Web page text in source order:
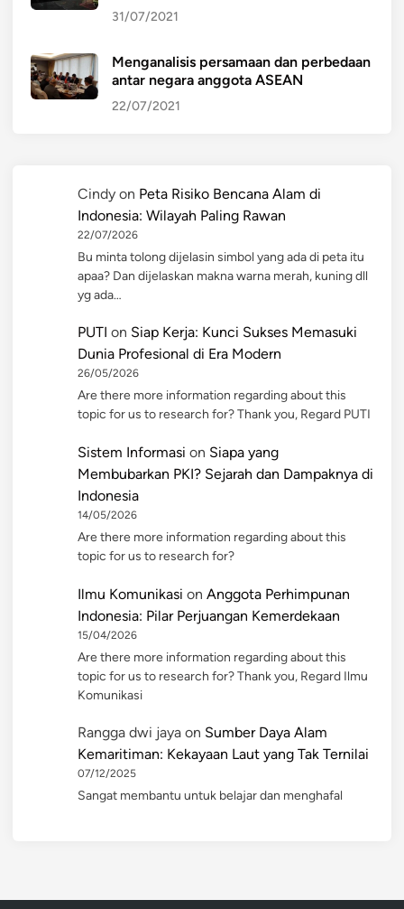
31/07/2021
Menganalisis persamaan dan perbedaan
antar negara anggota ASEAN
22/07/2021
Cindy on Peta Risiko Bencana Alam di
Indonesia: Wilayah Paling Rawan
22/07/2026
Bu minta tolong dijelasin simbol yang ada di peta itu
apaa? Dan dijelaskan makna warna merah, kuning dll
yg ada…
PUTI on Siap Kerja: Kunci Sukses Memasuki
Dunia Profesional di Era Modern
26/05/2026
Are there more information regarding about this
topic for us to research for? Thank you, Regard PUTI
Sistem Informasi on Siapa yang
Membubarkan PKI? Sejarah dan Dampaknya di
Indonesia
14/05/2026
Are there more information regarding about this
topic for us to research for?
Ilmu Komunikasi on Anggota Perhimpunan
Indonesia: Pilar Perjuangan Kemerdekaan
15/04/2026
Are there more information regarding about this
topic for us to research for? Thank you, Regard Ilmu
Komunikasi
Rangga dwi jaya on Sumber Daya Alam
Kemaritiman: Kekayaan Laut yang Tak Ternilai
07/12/2025
Sangat membantu untuk belajar dan menghafal